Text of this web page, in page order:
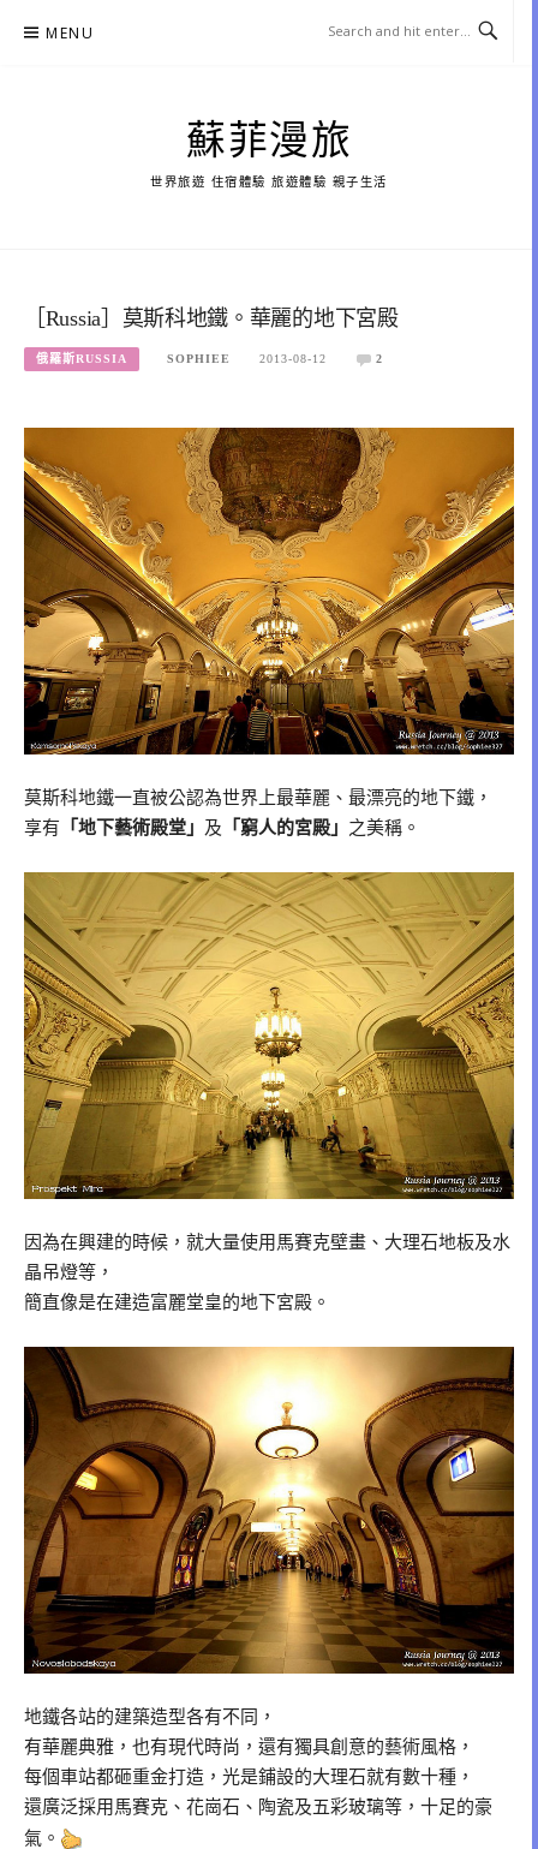
MENU
蘇菲漫旅
世界旅遊 住宿體驗 旅遊體驗 親子生活
［Russia］莫斯科地鐵。華麗的地下宮殿
俄羅斯RUSSIA SOPHIEE 2013-08-12 2
莫斯科地鐵一直被公認為世界上最華麗、最漂亮的地下鐵，
享有 「地下藝術殿堂」 及 「窮人的宮殿」 之美稱。
因為在興建的時候，就大量使用馬賽克壁畫、大理石地板及水
晶吊燈等，
簡直像是在建造富麗堂皇的地下宮殿。
地鐵各站的建築造型各有不同，
有華麗典雅，也有現代時尚，還有獨具創意的藝術風格，
每個車站都砸重金打造，光是鋪設的大理石就有數十種，
還廣泛採用馬賽克、花崗石、陶瓷及五彩玻璃等，十足的豪
氣。